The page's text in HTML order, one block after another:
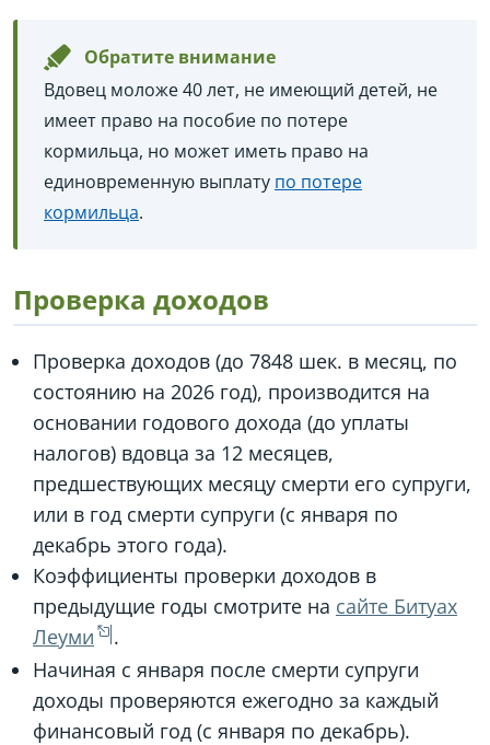
Обратите внимание
Вдовец моложе 40 лет, не имеющий детей, не
имеет право на пособие по потере
кормильца, но может иметь право на
единовременную выплату по потере
кормильца.
Проверка доходов
Проверка доходов (до 7848 шек. в месяц, по
состоянию на 2026 год), производится на
основании годового дохода (до уплаты
налогов) вдовца за 12 месяцев,
предшествующих месяцу смерти его супруги,
или в год смерти супруги (с января по
декабрь этого года).
Коэффициенты проверки доходов в
предыдущие годы смотрите на сайте Битуах
Леуми
.
Начиная с января после смерти супруги
доходы проверяются ежегодно за каждый
финансовый год (с января по декабрь).